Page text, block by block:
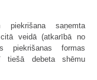
piekrišana saņemta
veidā (atkarībā no
piekrišanas formas
tiešā debeta shēmu